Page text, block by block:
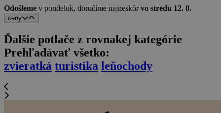
Odošleme v pondelok, doručíme najneskôrvo stredu 12. 8.
ceny
Ďalšie potlače z rovnakej kategórie
Prehľadávať všetko:
zvieratká turistika leňochody